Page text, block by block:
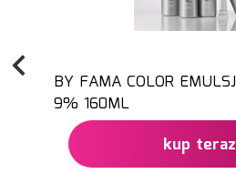
BY FAMA COLOR
9% 160ML
kup